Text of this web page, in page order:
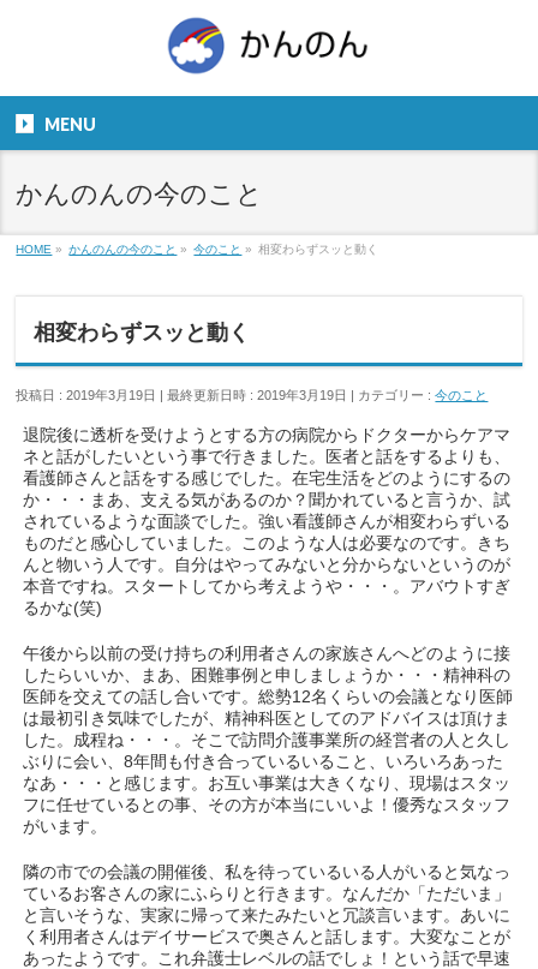
９：００～１８：００
MENU
かんのんの今のこと
HOME » かんのんの今のこと » 今のこと » 相変わらずスッと動く
相変わらずスッと動く
投稿日 : 2019年3月19日 最終更新日時 : 2019年3月19日 カテゴリー :今のこと
退院後に透析を受けようとする方の病院からドクターからケアマ
ネと話がしたいという事で行きました。医者と話をするよりも、
看護師さんと話をする感じでした。在宅生活をどのようにするの
か・・・まあ、支える気があるのか？聞かれていると言うか、試
されているような面談でした。強い看護師さんが相変わらずいる
ものだと感心していました。このような人は必要なのです。きち
んと物いう人です。自分はやってみないと分からないというのが
本音ですね。スタートしてから考えようや・・・。アバウトすぎ
るかな(笑)
午後から以前の受け持ちの利用者さんの家族さんへどのように接
したらいいか、まあ、困難事例と申しましょうか・・・精神科の
医師を交えての話し合いです。総勢12名くらいの会議となり医師
は最初引き気味でしたが、精神科医としてのアドバイスは頂けま
した。成程ね・・・。そこで訪問介護事業所の経営者の人と久し
ぶりに会い、8年間も付き合っているいること、いろいろあった
なあ・・・と感じます。お互い事業は大きくなり、現場はスタッ
フに任せているとの事、その方が本当にいいよ！優秀なスタッフ
がいます。
隣の市での会議の開催後、私を待っているいる人がいると気なっ
ているお客さんの家にふらりと行きます。なんだか「ただいま」
と言いそうな、実家に帰って来たみたいと冗談言います。あいに
く利用者さんはデイサービスで奥さんと話します。大変なことが
あったようです。これ弁護士レベルの話でしょ！という話で早速